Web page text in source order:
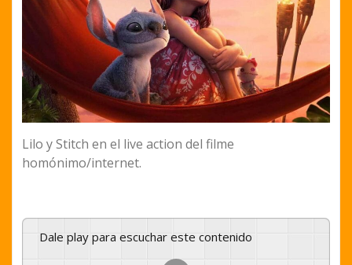
Lilo y Stitch en el live action del filme
homónimo/internet.
Dale play para escuchar este contenido